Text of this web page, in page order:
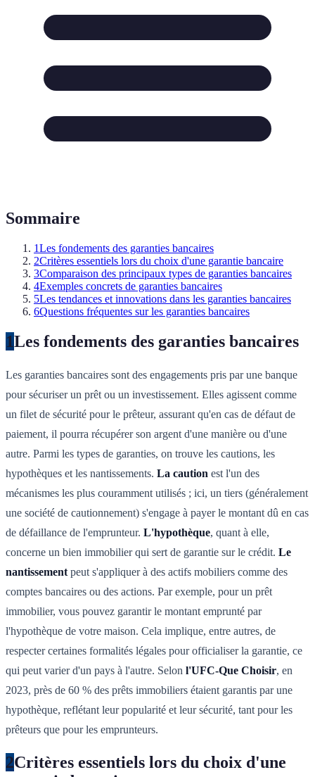
Sommaire
1Les fondements des garanties bancaires
2Critères essentiels lors du choix d'une garantie bancaire
3Comparaison des principaux types de garanties bancaires
4Exemples concrets de garanties bancaires
5Les tendances et innovations dans les garanties bancaires
6Questions fréquentes sur les garanties bancaires
1Les fondements des garanties bancaires
Les garanties bancaires sont des engagements pris par une banque
pour sécuriser un prêt ou un investissement. Elles agissent comme
un filet de sécurité pour le prêteur, assurant qu'en cas de défaut de
paiement, il pourra récupérer son argent d'une manière ou d'une
autre. Parmi les types de garanties, on trouve les cautions, les
hypothèques et les nantissements. La caution est l'un des
mécanismes les plus couramment utilisés ; ici, un tiers (généralement
une société de cautionnement) s'engage à payer le montant dû en cas
de défaillance de l'emprunteur. L'hypothèque, quant à elle,
concerne un bien immobilier qui sert de garantie sur le crédit. Le
nantissement peut s'appliquer à des actifs mobiliers comme des
comptes bancaires ou des actions. Par exemple, pour un prêt
immobilier, vous pouvez garantir le montant emprunté par
l'hypothèque de votre maison. Cela implique, entre autres, de
respecter certaines formalités légales pour officialiser la garantie, ce
qui peut varier d'un pays à l'autre. Selon l'UFC-Que Choisir, en
2023, près de 60 % des prêts immobiliers étaient garantis par une
hypothèque, reflétant leur popularité et leur sécurité, tant pour les
prêteurs que pour les emprunteurs.
2Critères essentiels lors du choix d'une